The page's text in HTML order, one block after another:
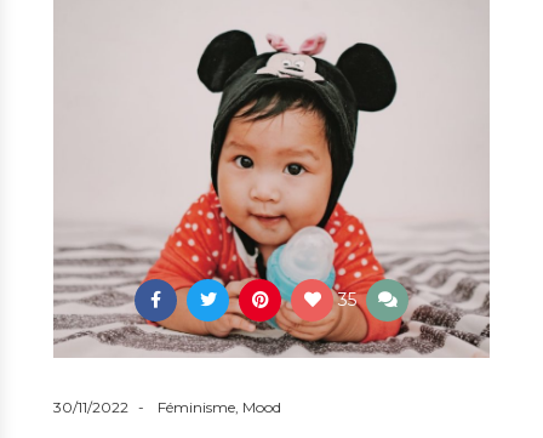
35
30/11/2022 Féminisme, Mood